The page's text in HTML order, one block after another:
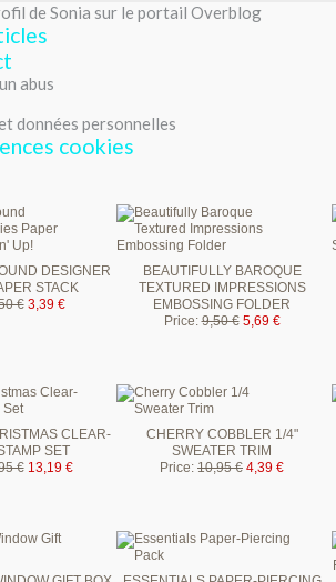
de Sonia sur le portail Overblog
abus
données personnelles
cookies
DESIGNER
STACK
€ 3,39 €
BEAUTIFULLY BAROQUE
TEXTURED IMPRESSIONS
EMBOSSING FOLDER
Price:9,50 € 5,69 €
CLEAR-
SET
€ 13,19 €
CHERRY COBBLER 1/4"
SWEATER TRIM
Price: 10,95 € 4,39 €